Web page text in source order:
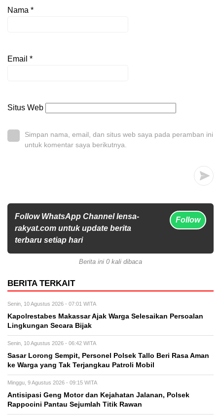
Nama *
Email *
Situs Web
Simpan nama, email, dan situs web saya pada peramban ini
untuk komentar saya berikutnya.
Follow WhatsApp Channel lensa-
rakyat.com untuk update berita
terbaru setiap hari
Follow
Berita ini 0 kali dibaca
BERITA TERKAIT
Senin, 10 Agustus 2026 - 07:01 WITA
Kapolrestabes Makassar Ajak Warga Selesaikan Persoalan
Lingkungan Secara Bijak
Senin, 10 Agustus 2026 - 06:42 WITA
Sasar Lorong Sempit, Personel Polsek Tallo Beri Rasa Aman
ke Warga yang Tak Terjangkau Patroli Mobil
Minggu, 9 Agustus 2026 - 09:15 WITA
Antisipasi Geng Motor dan Kejahatan Jalanan, Polsek
Rappocini Pantau Sejumlah Titik Rawan